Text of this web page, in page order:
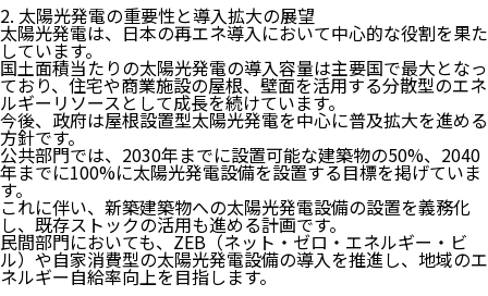
2. 太陽光発電の重要性と導入拡大の展望
太陽光発電は、日本の再エネ導入において中心的な役割を果た
しています。
国土面積当たりの太陽光発電の導入容量は主要国で最大となっ
ており、住宅や商業施設の屋根、壁面を活用する分散型のエネ
ルギーリソースとして成長を続けています。
今後、政府は屋根設置型太陽光発電を中心に普及拡大を進める
方針です。
公共部門では、 2030年までに設置可能な建築物の50%、2040
年までに100%に太陽光発電設備を設置する目標を掲げていま
す。
これに伴い、新築建築物への太陽光発電設備の設置を義務化
し、既存ストックの活用も進める計画です。
民間部門においても、ZEB（ネット・ゼロ・エネルギー・ビ
ル）や自家消費型の太陽光発電設備の導入を推進し、地域のエ
ネルギー自給率向上を目指します。